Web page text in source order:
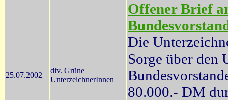
25.07.2002
div. Grüne
UnterzeichnerInnen
Offener Brief
Die
Sorge über den
80.000.- DM